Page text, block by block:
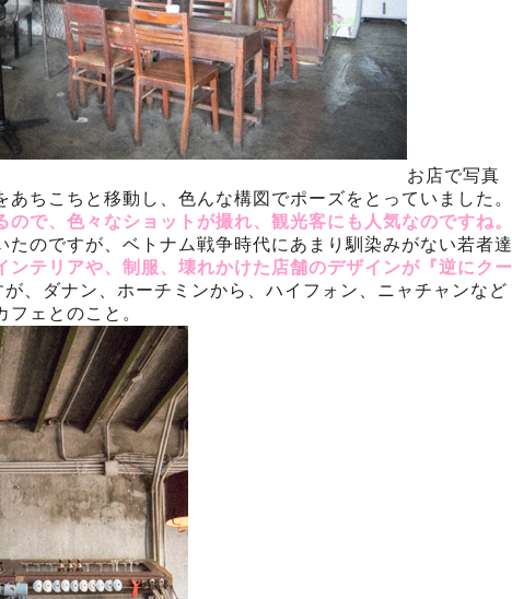
お店で写真
あちこちと移動し、色んな構図でポーズをとっていました。
で、色々なショットが撮れ、観光客にも人気なのですね。
たのですが、ベトナム戦争時代にあまり馴染みがない若者達
ンテリアや、制服、壊れかけた店舗のデザインが『逆にクー
、ダナン、ホーチミンから、ハイフォン、ニャチャンなど
ェとのこと。